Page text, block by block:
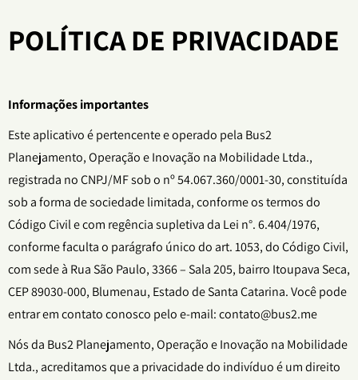
POLÍTICA DE PRIVACIDADE
Informações importantes
Este aplicativo é pertencente e operado pela Bus2
Planejamento, Operação e Inovação na Mobilidade Ltda.,
registrada no CNPJ/MF sob o nº 54.067.360/0001-30, constituída
sob a forma de sociedade limitada, conforme os termos do
Código Civil e com regência supletiva da Lei n°. 6.404/1976,
conforme faculta o parágrafo único do art. 1053, do Código Civil,
com sede à Rua São Paulo, 3366 – Sala 205, bairro Itoupava Seca,
CEP 89030-000, Blumenau, Estado de Santa Catarina. Você pode
entrar em contato conosco pelo e-mail: contato@bus2.me
Nós da Bus2 Planejamento, Operação e Inovação na Mobilidade
Ltda., acreditamos que a privacidade do indivíduo é um direito